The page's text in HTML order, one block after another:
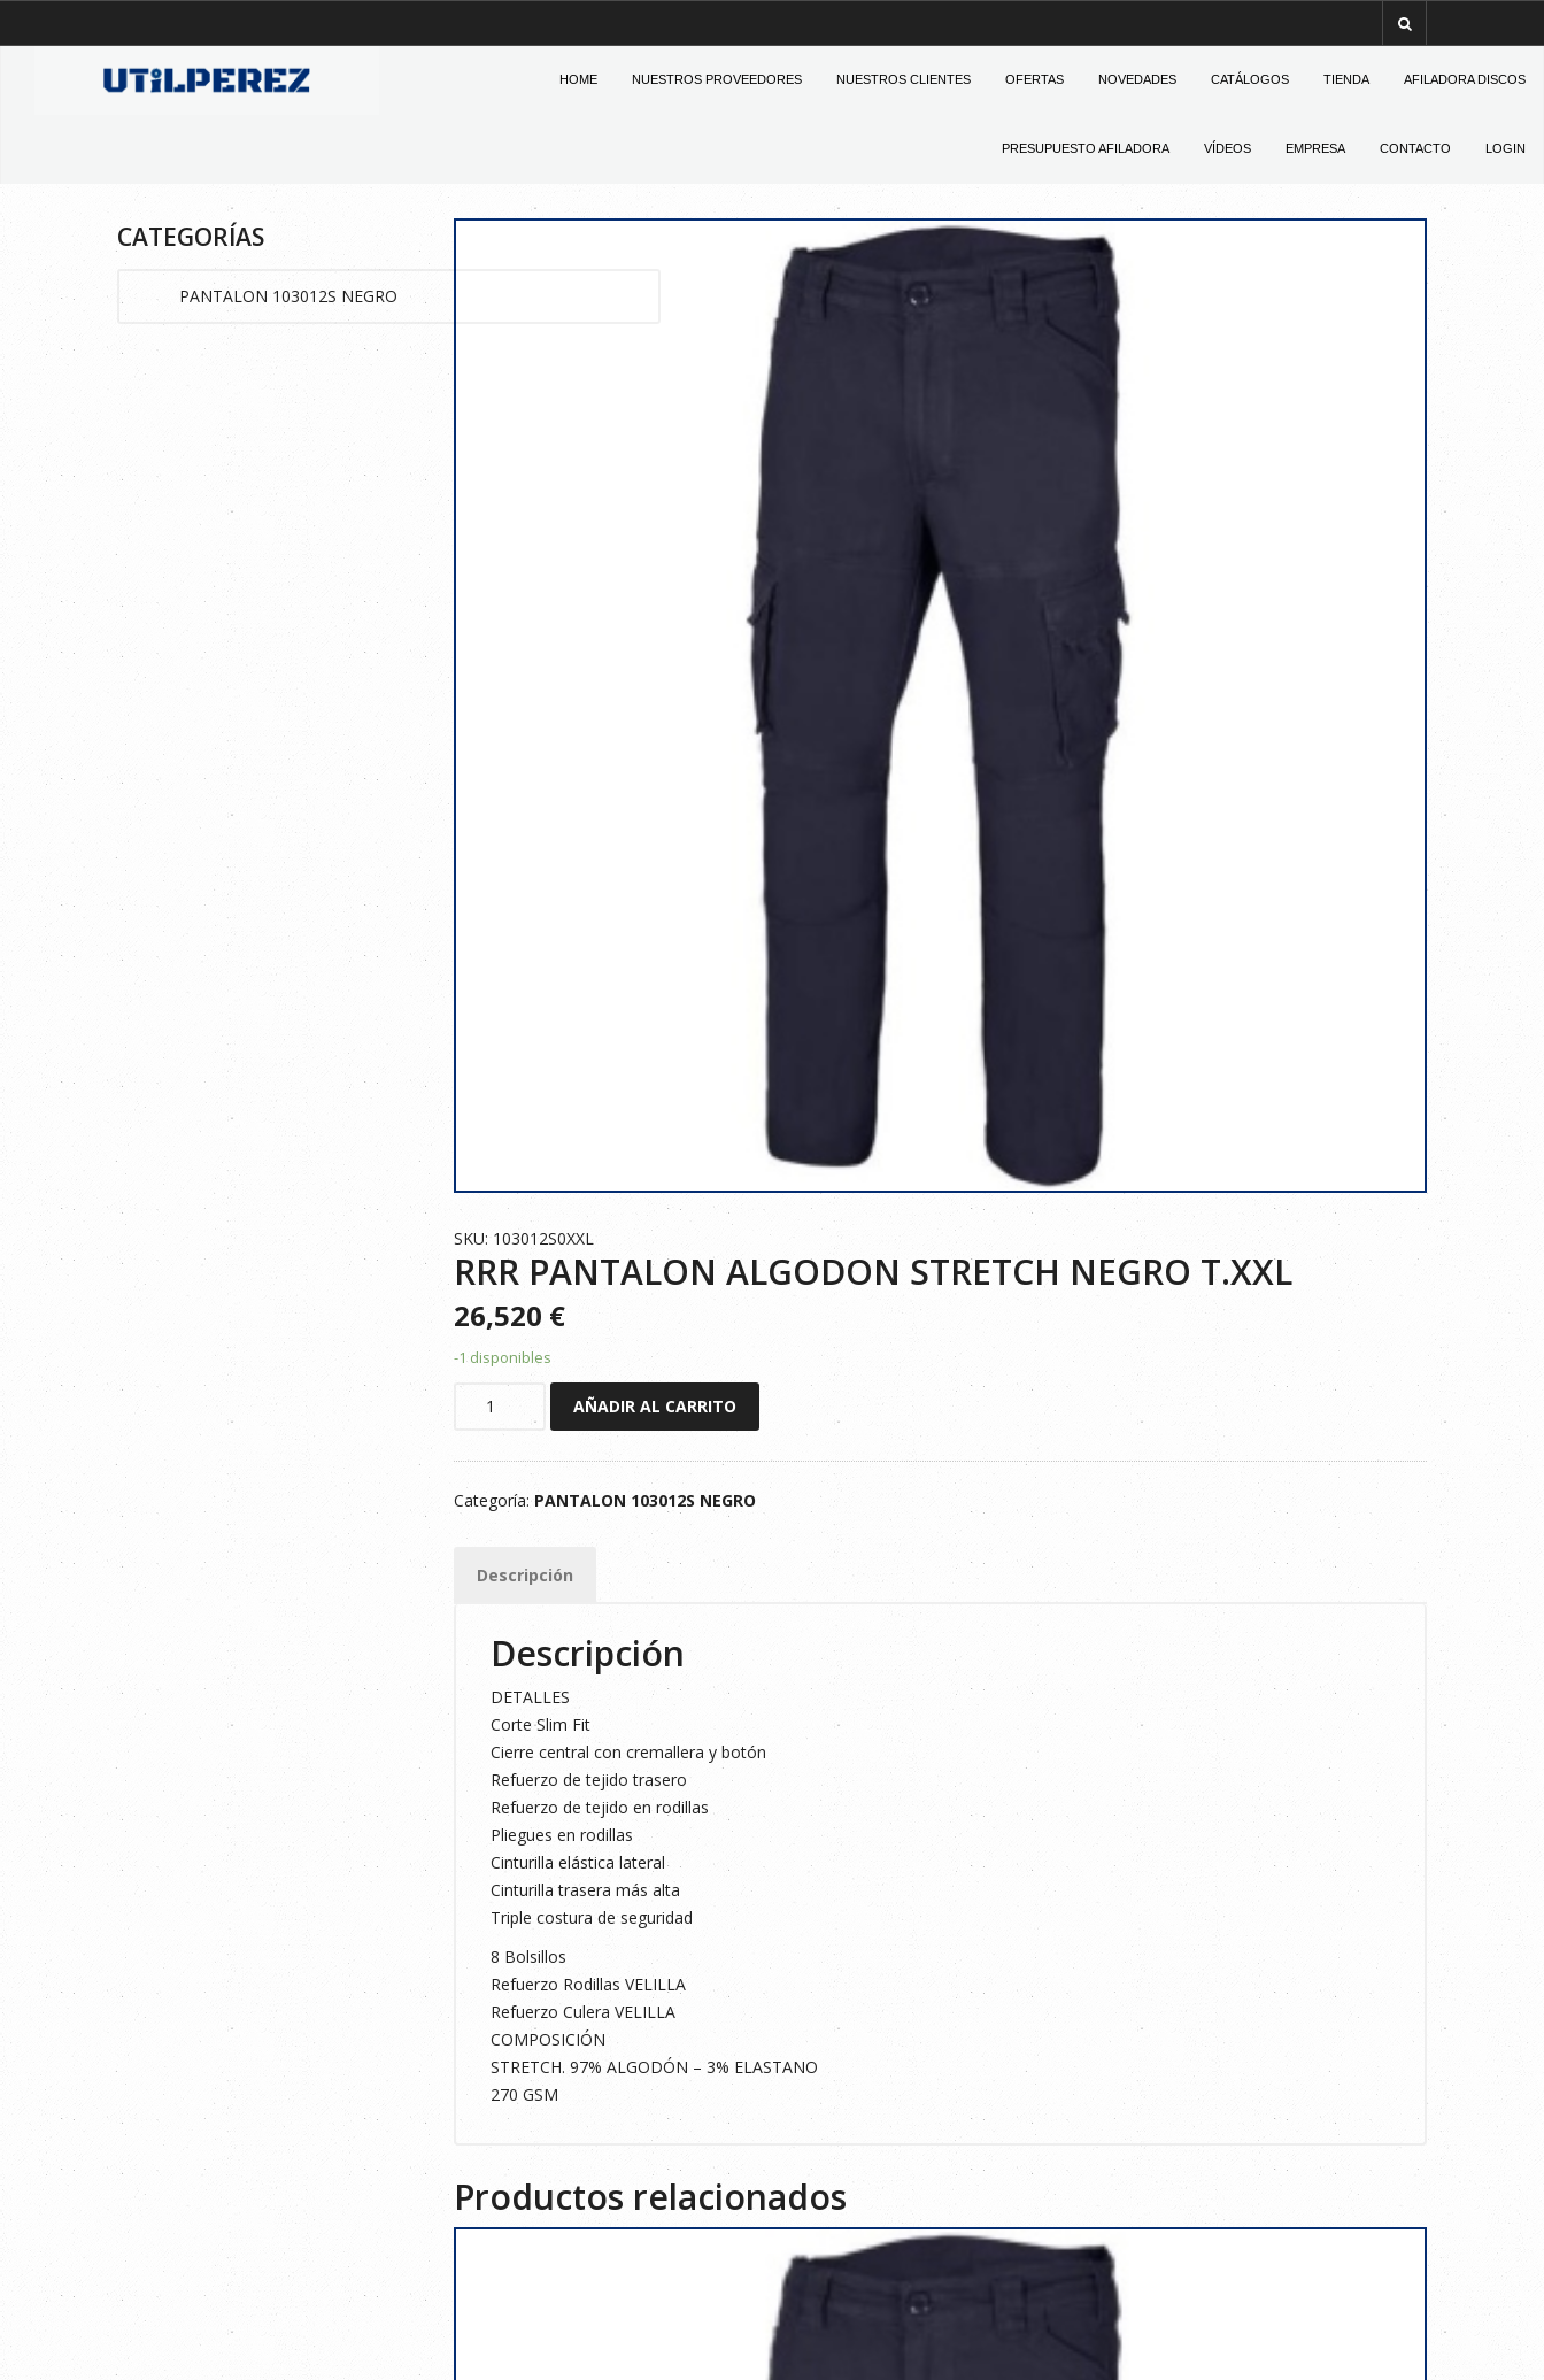
HOME NUESTROS PROVEEDORES NUESTROS CLIENTES OFERTAS NOVEDADES CATÁLOGOS TIENDA AFILADORA DISCOS
PRESUPUESTO AFILADORA VÍDEOS EMPRESA CONTACTO LOGIN
SKU: 103012S0XXL
RRR PANTALON ALGODON STRETCH NEGRO T.XXL
26,520 €
-1 disponibles
PANTALON
STRETCH
NEGRO
AÑADIR AL CARRITO
Categoría:PANTALON 103012S NEGRO
Descripción
Descripción
DETALLES
Corte Slim Fit
Cierre central con cremallera y botón
Refuerzo de tejido trasero
Refuerzo de tejido en rodillas
Pliegues en rodillas
Cinturilla elástica lateral
Cinturilla trasera más alta
Triple costura de seguridad
8 Bolsillos
Refuerzo Rodillas VELILLA
Refuerzo Culera VELILLA
COMPOSICIÓN
STRETCH. 97% ALGODÓN – 3% ELASTANO
270 GSM
Productos relacionados
CATEGORÍAS